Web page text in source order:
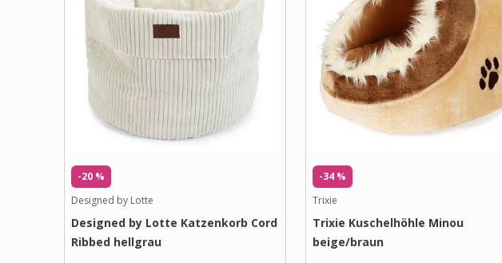
-20 %
Designed by Lotte
Designed by Lotte Katzenkorb Cord
Ribbed hellgrau
-34 %
Trixie
Trixie Kuschelhöhle Minou
beige/braun